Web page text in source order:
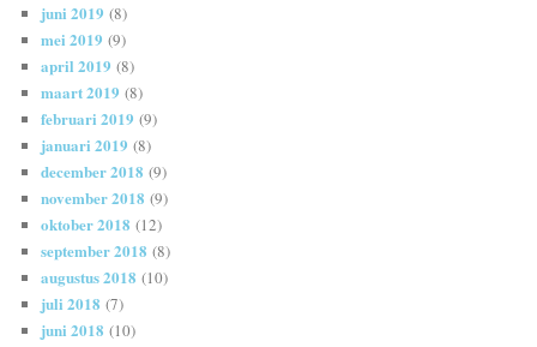
juni 2019 (8)
mei 2019 (9)
april 2019 (8)
maart 2019 (8)
februari 2019 (9)
januari 2019 (8)
december 2018 (9)
november 2018 (9)
oktober 2018 (12)
september 2018 (8)
augustus 2018 (10)
juli 2018 (7)
juni 2018 (10)